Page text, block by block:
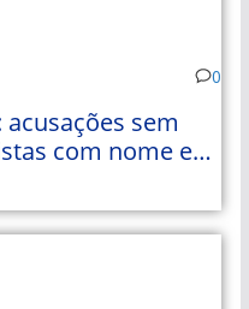
0
sem
com nome e